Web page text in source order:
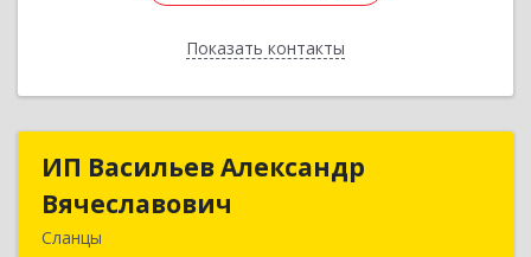
Показать контакты
Назад
ИП Васильев Александр
Вячеславович
Сланцы
ИП Васильев Александр